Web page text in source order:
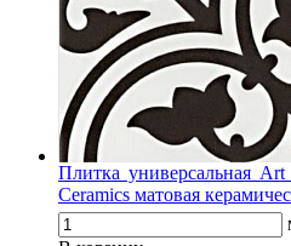
Плитка универсальная
Ceramics матовая